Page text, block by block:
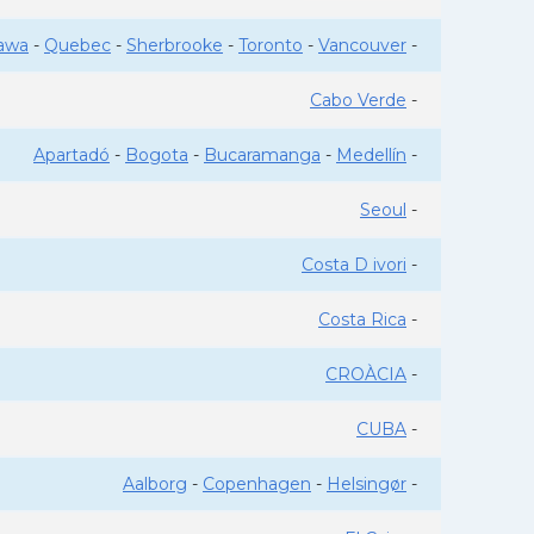
- Quebec - Sherbrooke - Toronto - Vancouver -
Cabo Verde -
Apartadó - Bogota - Bucaramanga - Medellín -
Seoul -
Costa D ivori -
Costa Rica -
CROÀCIA -
CUBA -
Aalborg - Copenhagen - Helsingør -